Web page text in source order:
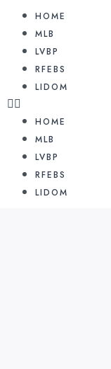
HOME
MLB
LVBP
RFEBS
LIDOM
HOME
MLB
LVBP
RFEBS
LIDOM